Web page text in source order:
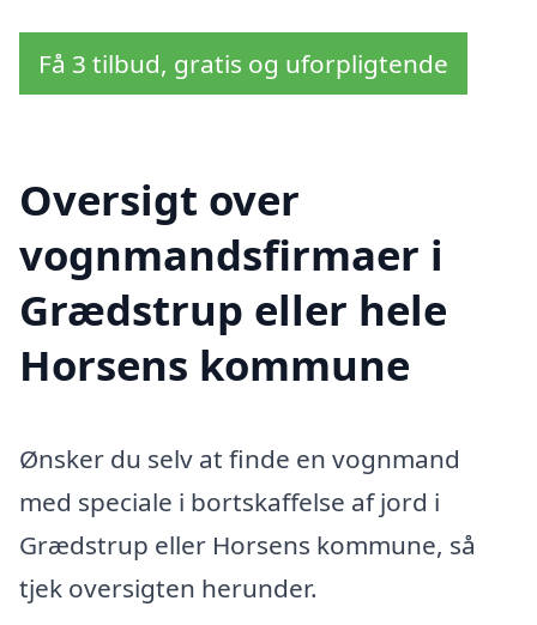
Få 3 tilbud, gratis og uforpligtende
Oversigt over
vognmandsfirmaer i
Grædstrup eller hele
Horsens kommune
Ønsker du selv at finde en vognmand
med speciale i bortskaffelse af jord i
Grædstrup eller Horsens kommune, så
tjek oversigten herunder.